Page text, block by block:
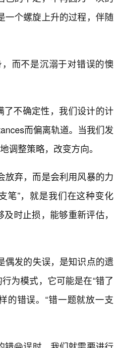
一个螺旋上升的过程，伴随
而不是沉溺于对错误的懊
了不确定性，我们设计的计
而偏离轨道。当我们发
调整策略，改变方向。
放弃，而是会利用风暴的力
笔”，就是我们在这种变化
时止损，能够重新评估，
偶发的失误，是知识点的遗
为模式，它可能是在“错了
的错误。“错一题就放一支